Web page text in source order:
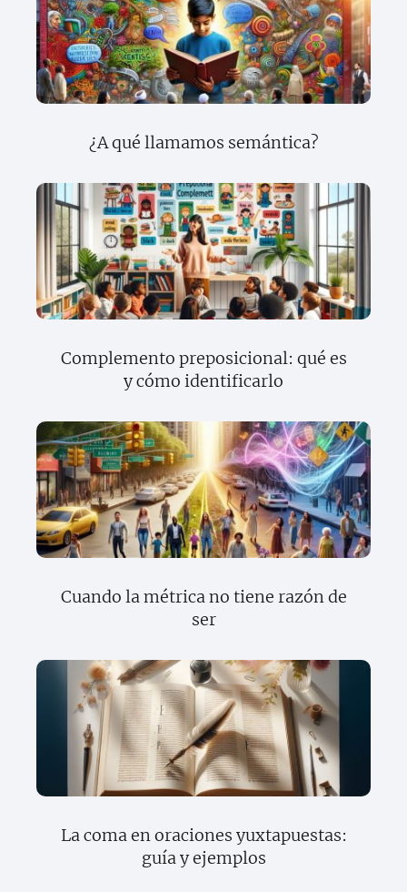
¿A qué llamamos semántica?
Complemento preposicional: qué es
y cómo identificarlo
Cuando la métrica no tiene razón de
ser
La coma en oraciones yuxtapuestas:
guía y ejemplos